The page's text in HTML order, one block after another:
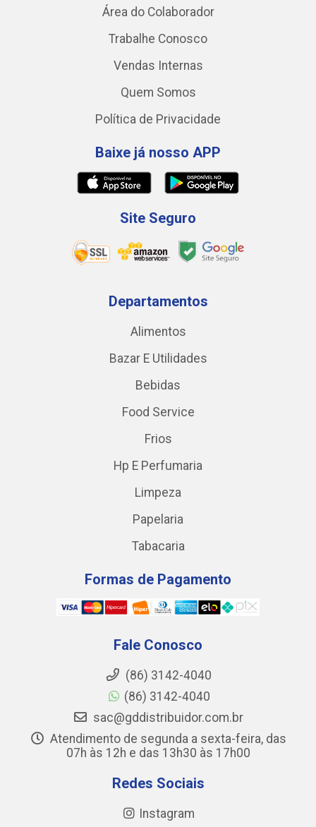
Área do Colaborador
Trabalhe Conosco
Vendas Internas
Quem Somos
Política de Privacidade
Baixe já nosso APP
Site Seguro
Departamentos
Alimentos
Bazar E Utilidades
Bebidas
Food Service
Frios
Hp E Perfumaria
Limpeza
Papelaria
Tabacaria
Formas de Pagamento
Fale Conosco
(86) 3142-4040
(86) 3142-4040
sac@gddistribuidor.com.br
Atendimento de segunda a sexta-feira, das
07h às 12h e das 13h30 às 17h00
Redes Sociais
Instagram